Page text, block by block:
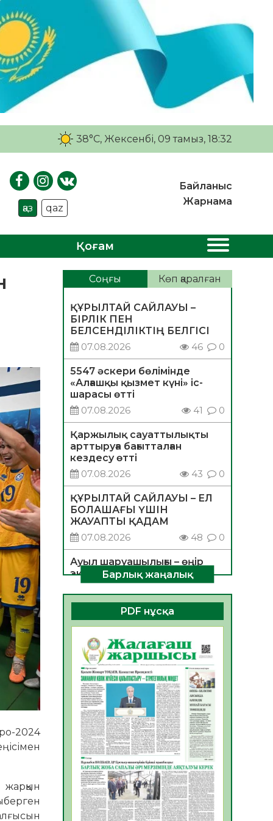
38°C, Жексенбі, 09 тамыз, 18:32
қаз qaz
Байланыс
Жарнама
Қоғам
2024
Соңғы Көп қаралған
ҚҰРЫЛТАЙ САЙЛАУЫ –
БІРЛІК ПЕН
БЕЛСЕНДІЛІКТІҢ БЕЛГІСІ
07.08.2026
46 0
5547 әскери бөлімінде
«Алғашқы қызмет күні» іс-
шарасы өтті
07.08.2026
41 0
Қаржылық сауаттылықты
арттыруға бағытталған
кездесу өтті
07.08.2026
43 0
ҚҰРЫЛТАЙ САЙЛАУЫ – ЕЛ
БОЛАШАҒЫ ҮШІН
ЖАУАПТЫ ҚАДАМ
07.08.2026
48 0
Ауыл шаруашылығы – өңір
экономикасының негізгі
тірегі
06.08.2026
55 0
ҚОҒАМДЫҚ БЕЛСЕНДІЛІК –
ЕЛ ДАМУЫНЫҢ НЕГІЗІ
06.08.2026
53
ҚҰРЫЛТАЙ САЙЛАУЫ –
БОЛАШАҚҚА БАСТАР
ЖАУАПТЫ ТАҢДАУ
06.08.2026
55
Инфекциялық ауруларға
қарсы иммундау
жұмыстарының тиімділігі
06.08.2026
57
Көкжөтел ауруы туралы
Барлық жаңалық
PDF нұсқа